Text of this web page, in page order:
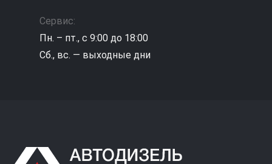
Сервис:
Пн. – пт., с 9:00 до 18:00
Сб., вс. — выходные дни